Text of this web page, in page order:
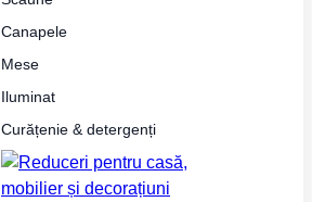
Canapele
Mese
Iluminat
Curățenie & detergenți